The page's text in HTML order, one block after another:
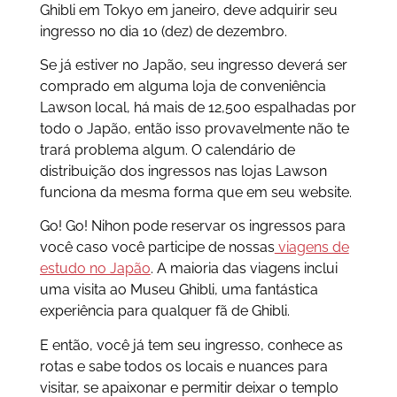
Ghibli em Tokyo em janeiro, deve adquirir seu
ingresso no dia 10 (dez) de dezembro.
Se já estiver no Japão, seu ingresso deverá ser
comprado em alguma loja de conveniência
Lawson local, há mais de 12,500 espalhadas por
todo o Japão, então isso provavelmente não te
trará problema algum. O calendário de
distribuição dos ingressos nas lojas Lawson
funciona da mesma forma que em seu website.
Go! Go! Nihon pode reservar os ingressos para
você caso você participe de nossas viagens de
estudo no Japão. A maioria das viagens inclui
uma visita ao Museu Ghibli, uma fantástica
experiência para qualquer fã de Ghibli.
E então, você já tem seu ingresso, conhece as
rotas e sabe todos os locais e nuances para
visitar, se apaixonar e permitir deixar o templo